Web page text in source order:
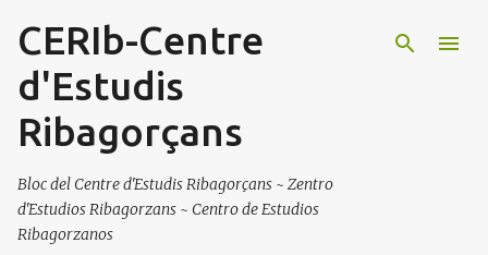
Salta al contingut principal
CERIb-Centre
d'Estudis
Ribagorçans
Bloc del Centre d'Estudis Ribagorçans ~ Zentro
d'Estudios Ribagorzans ~ Centro de Estudios
Ribagorzanos